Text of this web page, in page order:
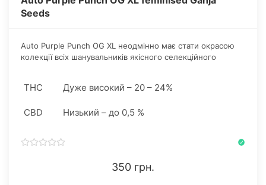
Seeds
Auto Purple Punch OG XL неодмінно має стати окрасою
колекції всіх шанувальників якісного селекційного
THC Дуже високий – 20 – 24%
CBD Низький – до 0,5 %
350 грн.